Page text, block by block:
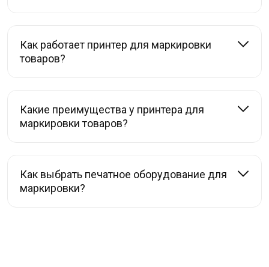
Как работает принтер для маркировки
товаров?
Какие преимущества у принтера для
маркировки товаров?
Как выбрать печатное оборудование для
маркировки?